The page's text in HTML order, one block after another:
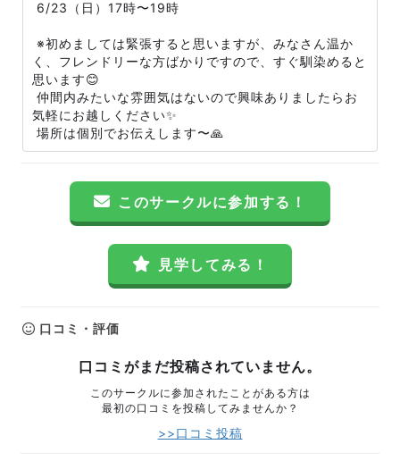
6/23（日）17時〜19時
※初めましては緊張すると思いますが、みなさん温か
く、フレンドリーな方ばかりですので、すぐ馴染めると
思います😊
仲間内みたいな雰囲気はないので興味ありましたらお
気軽にお越しください✨
場所は個別でお伝えします〜🙏
このサークルに参加する！
見学してみる！
口コミ・評価
口コミがまだ投稿されていません。
このサークルに参加されたことがある方は
最初の口コミを投稿してみませんか？
>>口コミ投稿